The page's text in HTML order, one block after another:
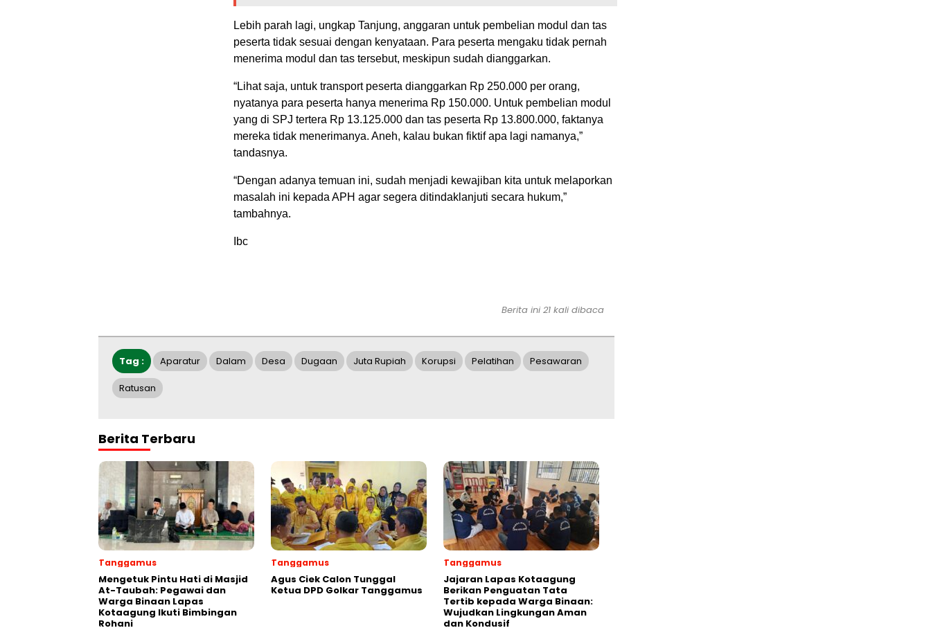
Lebih parah lagi, ungkap Tanjung, anggaran untuk pembelian modul dan tas
peserta tidak sesuai dengan kenyataan. Para peserta mengaku tidak pernah
menerima modul dan tas tersebut, meskipun sudah dianggarkan.
“Lihat saja, untuk transport peserta dianggarkan Rp 250.000 per orang,
nyatanya para peserta hanya menerima Rp 150.000. Untuk pembelian modul
yang di SPJ tertera Rp 13.125.000 dan tas peserta Rp 13.800.000, faktanya
mereka tidak menerimanya. Aneh, kalau bukan fiktif apa lagi namanya,”
tandasnya.
“Dengan adanya temuan ini, sudah menjadi kewajiban kita untuk melaporkan
masalah ini kepada APH agar segera ditindaklanjuti secara hukum,”
tambahnya.
Ibc
Berita ini 21 kali dibaca
Tag : Aparatur Dalam Desa Dugaan Juta Rupiah Korupsi Pelatihan Pesawaran
Ratusan
Berita Terbaru
Tanggamus
Mengetuk Pintu Hati di Masjid
At-Taubah: Pegawai dan
Warga Binaan Lapas
Kotaagung Ikuti Bimbingan
Rohani
Tanggamus
Agus Ciek Calon Tunggal
Ketua DPD Golkar Tanggamus
Tanggamus
Jajaran Lapas Kotaagung
Berikan Penguatan Tata
Tertib kepada Warga Binaan:
Wujudkan Lingkungan Aman
dan Kondusif